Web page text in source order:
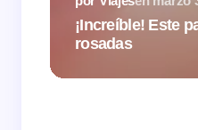
¡Increíble! Este
rosadas